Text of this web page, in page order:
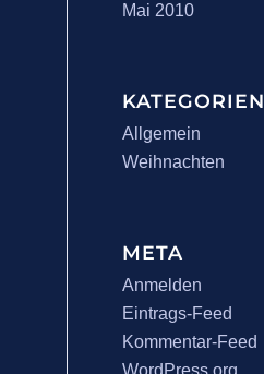
Mai 2010
KATEGORIEN
Allgemein
Weihnachten
META
Anmelden
Eintrags-Feed
Kommentar-Feed
WordPress.org